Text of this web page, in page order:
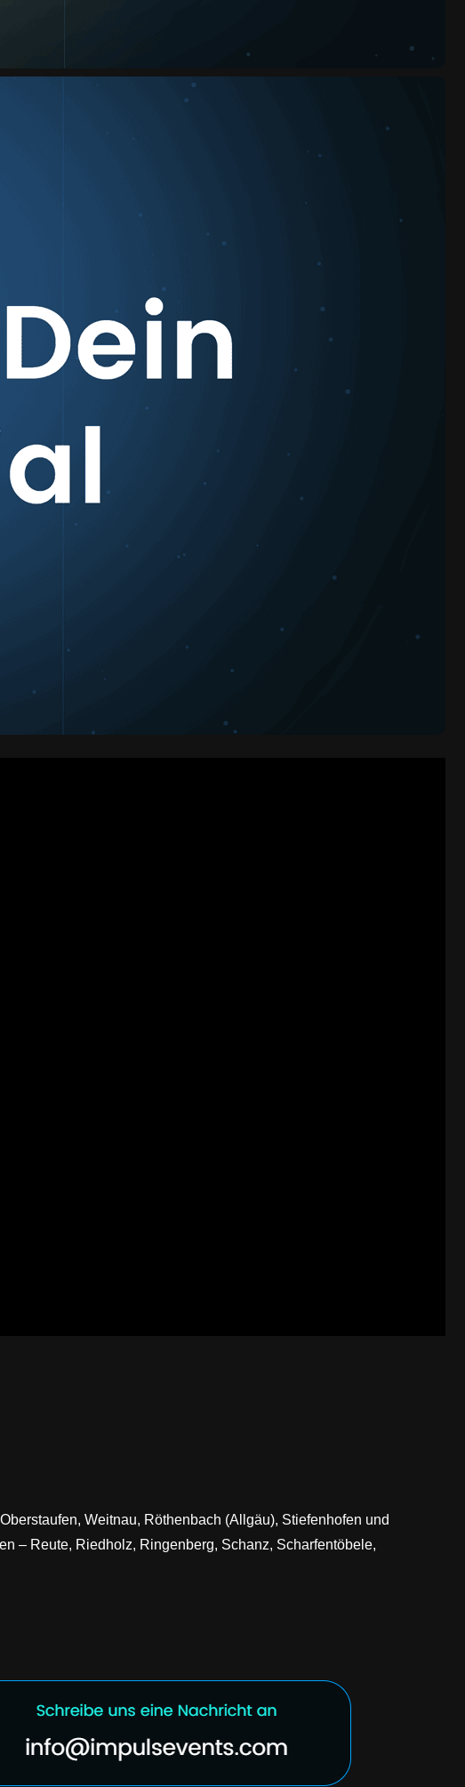
Weitnau, Röthenbach (Allgäu), Stiefenhofen und
– Reute, Riedholz, Ringenberg, Schanz, Scharfentöbele,